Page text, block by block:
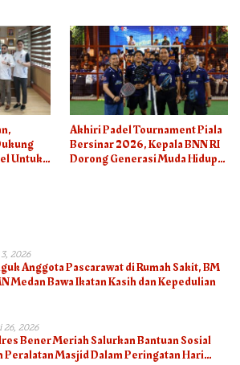
Untuk
Akhiri Padel Tournament Piala
Bersinar 2026, Kepala BNN RI
Dorong Generasi Muda Hidup
2026
Anggota Pascarawat di Rumah Sakit, BM
Medan Bawa Ikatan Kasih dan Kepedulian
26, 2026
Bener Meriah Salurkan Bantuan Sosial
Peralatan Masjid Dalam Peringatan Hari